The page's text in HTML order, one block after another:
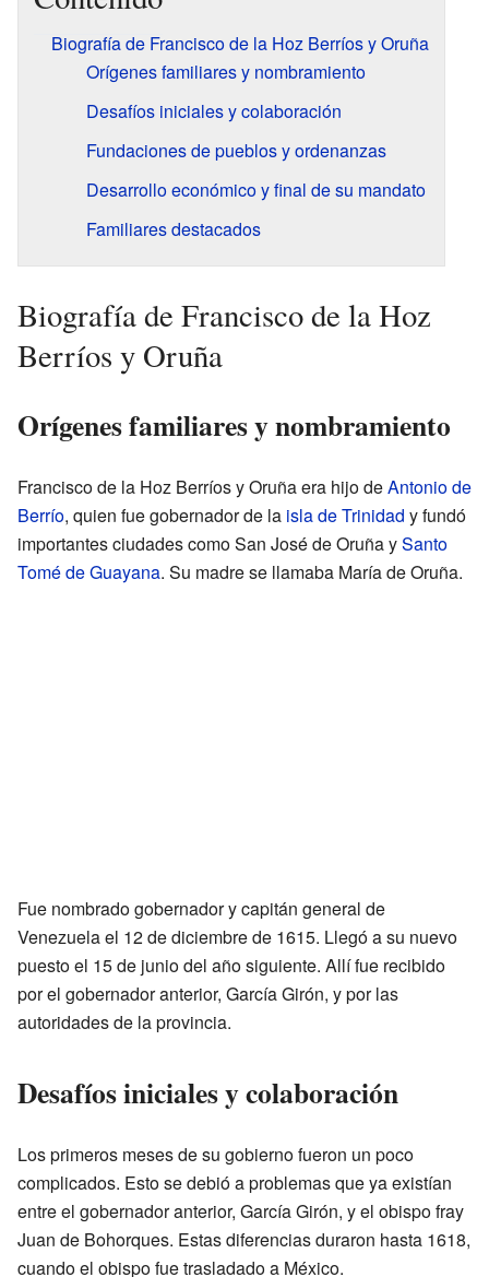
Biografía de Francisco de la Hoz Berríos y Oruña
Orígenes familiares y nombramiento
Desafíos iniciales y colaboración
Fundaciones de pueblos y ordenanzas
Desarrollo económico y final de su mandato
Familiares destacados
Biografía de Francisco de la Hoz
Berríos y Oruña
Orígenes familiares y nombramiento
Francisco de la Hoz Berríos y Oruña era hijo deAntonio de
Berrío, quien fue gobernador de la isla de Trinidad y fundó
importantes ciudades como San José de Oruña ySanto
Tomé de Guayana. Su madre se llamaba María de Oruña.
Fue nombrado gobernador y capitán general de
Venezuela el 12 de diciembre de 1615. Llegó a su nuevo
puesto el 15 de junio del año siguiente. Allí fue recibido
por el gobernador anterior, García Girón, y por las
autoridades de la provincia.
Desafíos iniciales y colaboración
Los primeros meses de su gobierno fueron un poco
complicados. Esto se debió a problemas que ya existían
entre el gobernador anterior, García Girón, y el obispo fray
Juan de Bohorques. Estas diferencias duraron hasta 1618,
cuando el obispo fue trasladado a México.